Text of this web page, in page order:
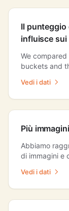
Il punteggio
influisce sui
We
buckets and
Vedi i dati
Più
Abbiamo
di immagini e
Vedi i dati